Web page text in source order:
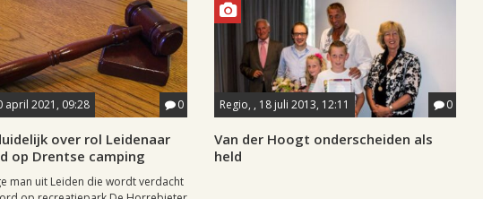
april 2021, 09:28 0
over rol Leidenaar
op Drentse camping
man uit Leiden die wordt verdacht
Regio, , 18 juli 2013, 12:11 0
Van der Hoogt onderscheiden als
held